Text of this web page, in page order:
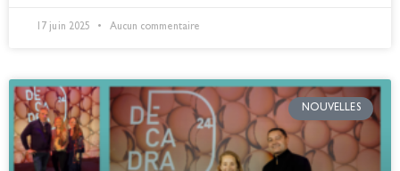
17 juin 2025 Aucun commentaire
NOUVELLES